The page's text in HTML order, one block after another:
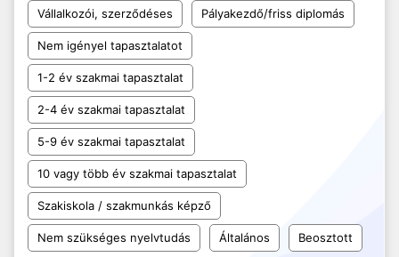
Vállalkozói, szerződéses Pályakezdő/friss diplomás
Nem igényel tapasztalatot
1-2 év szakmai tapasztalat
2-4 év szakmai tapasztalat
5-9 év szakmai tapasztalat
10 vagy több év szakmai tapasztalat
Szakiskola / szakmunkás képző
Nem szükséges nyelvtudás Általános Beosztott